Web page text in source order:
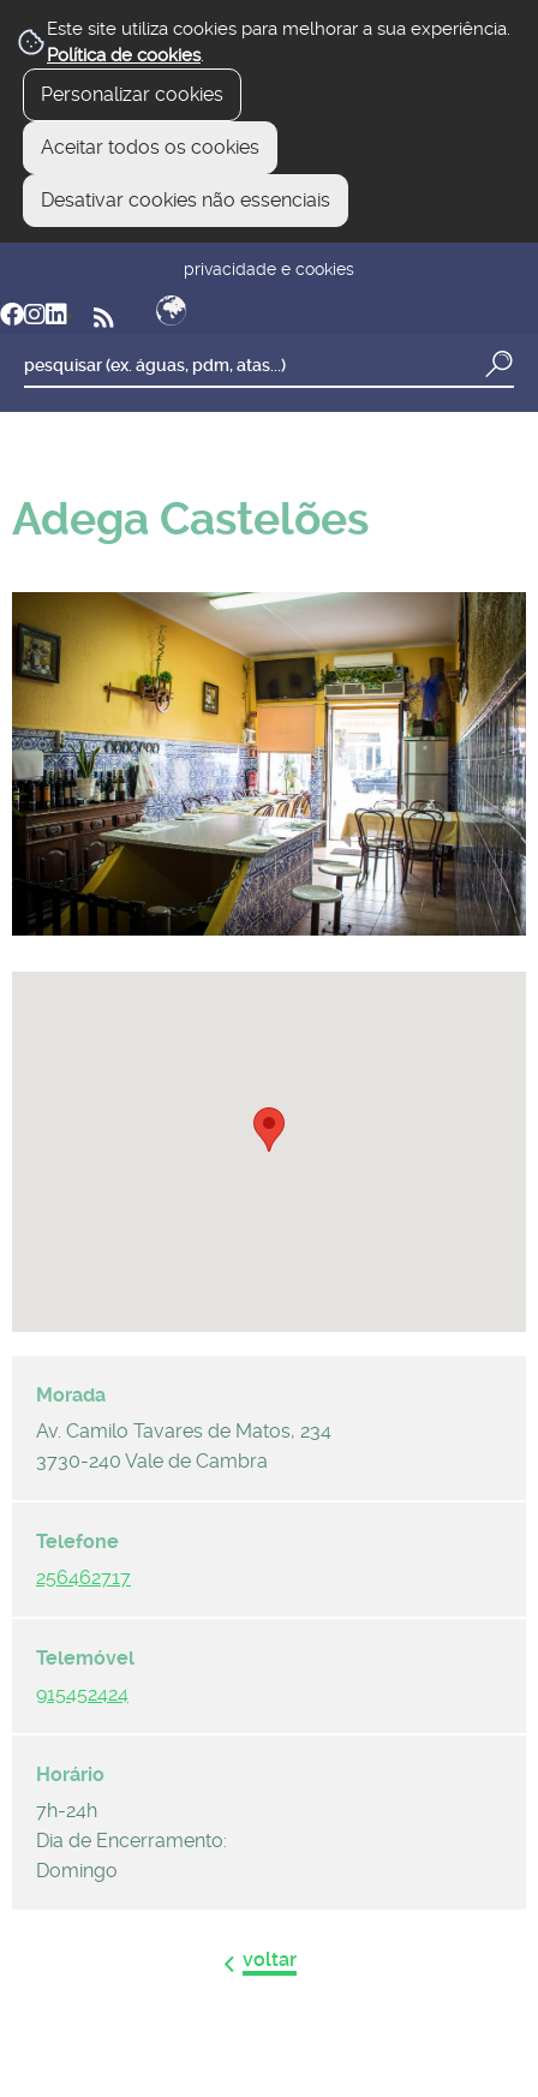
Este site utiliza cookies para melhorar a sua experiência.
Política de cookies.
Personalizar cookies
Aceitar todos os cookies
Desativar cookies não essenciais
privacidade e cookies
Adega Castelões
Av. Camilo Tavares de Matos, 234
3730-240 Vale de Cambra
256462717
915452424
7h-24h
Dia de Encerramento:
Domingo
voltar